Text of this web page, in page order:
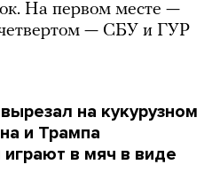
На первом месте —
— СБУ и ГУР
на кукурузном
и Трампа
играют в мяч в виде